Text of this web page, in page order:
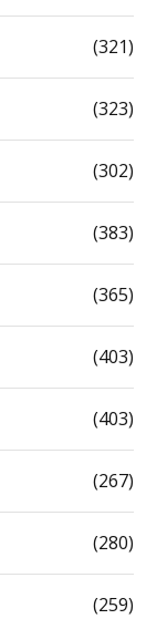
(321)
(323)
(302)
(383)
(365)
(403)
(403)
(267)
(280)
(259)